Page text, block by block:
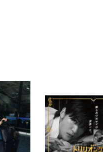
Sezlife オフィスチェア デスク
チェア 疲れない テレワーク
チェア 強化バックレスト 30
度ロッキング機能 人間工学 椅
子 腰サポート 90度跳ね上げ
式アームレスト 3Dヘッドレス
ト ハンガー付き 高反発クッシ
ョン PCチェア 通気性メッシ
ュ ゲーミング/勉強/事務用 お
￥7,680
チ
チ
ロ
腰
ー
ハ
ン
ゲ
￥
【純正品】27"ゲーミングモ
ニター DualSense 充電フッ
ク付き（CFI-ZDM1J）
￥49,979
ニター
HD（
沢
スピー
イベル
￥
ネオ・ルーライフ ネオ・オム
ツ L 中型犬用 26枚入り 単品
￥1,800
ッ
ペ
ワ
販
￥